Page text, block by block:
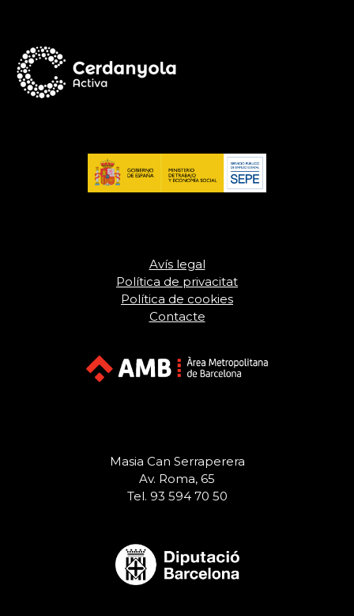
Avís legal
Política de privacitat
Política de cookies
Contacte
Masia Can Serraperera
Av. Roma, 65
Tel. 93 594 70 50